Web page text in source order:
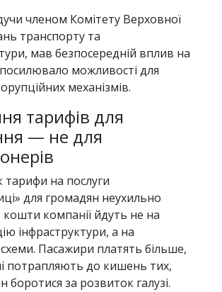
членом Комітету Верховної
транспорту та
мав безпосередній вплив на
можливості для
механізмів.
тарифів для
— не для
тарифи на послуги
для громадян неухильно
компанії йдуть не на
інфраструктури, а на
схеми. Пасажири платять більше,
потрапляють до кишень тих,
боротися за розвиток галузі.